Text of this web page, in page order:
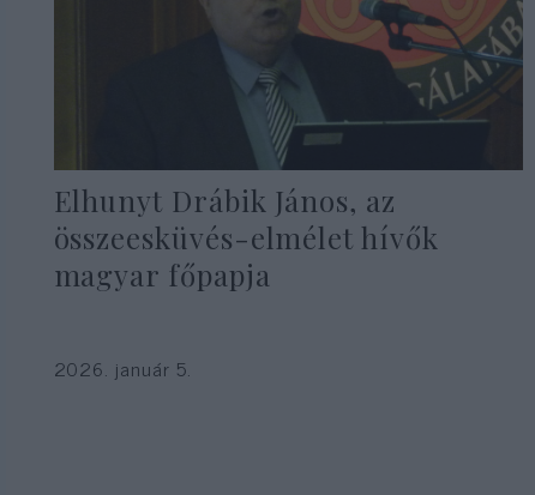
Elhunyt Drábik János, az
összeesküvés-elmélet hívők
magyar főpapja
2026. január 5.